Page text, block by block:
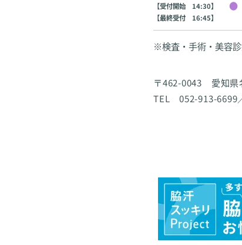
【受付開始 14:30】
【最終受付 16:45】
※検査・手術・美容診
〒462-0043 愛知県
TEL 052-913-6699